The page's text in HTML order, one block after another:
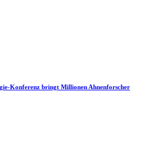
Konferenz bringt Millionen Ahnenforscher